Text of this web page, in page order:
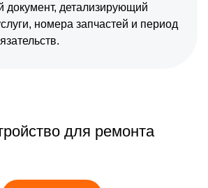
документ, детализирующий
номера запчастей и период
для ремонта